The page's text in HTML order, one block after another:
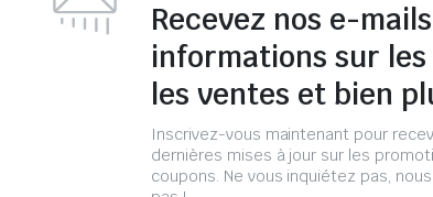
Recevez nos e-
informations sur
les ventes et bien
Inscrivez-vous maintenant pour
dernières mises à jour sur les
coupons. Ne vous inquiétez pas,